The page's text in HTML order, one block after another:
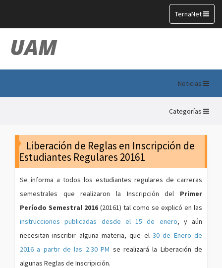
Toggle
navigation
TernaNet
UAM
Noticias
Categorías
Liberación de Reglas en Inscripción de
Estudiantes Regulares 20161
Se informa a todos los estudiantes regulares de carreras
semestrales que realizaron la Inscripción del Primer
Período Semestral 2016 (20161) tal como se explicó en las
instrucciones publicadas desde el 15 de enero, y aún
necesitan inscribir alguna materia, que el 30 de Enero de
2016 a partir de las 2.30 PM se realizará la Liberación de
algunas Reglas de Inscripición.